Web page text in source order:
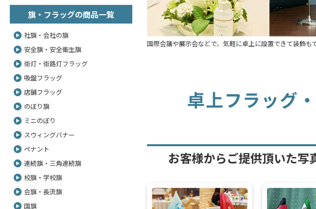
国際会議や展示会などで、気軽に卓上に設置できて装飾
卓上フラッグ
お客様からご提供頂いた写
旗・フラッグの商品一覧
社旗・会社の旗
安全旗・安全衛生旗
街灯・街路灯フラッグ
吸盤フラッグ
店舗フラッグ
のぼり旗
ミニのぼり
スウィングバナー
ペナント
連続旗・三角連続旗
校旗・学校旗
会旗・長流旗
国旗